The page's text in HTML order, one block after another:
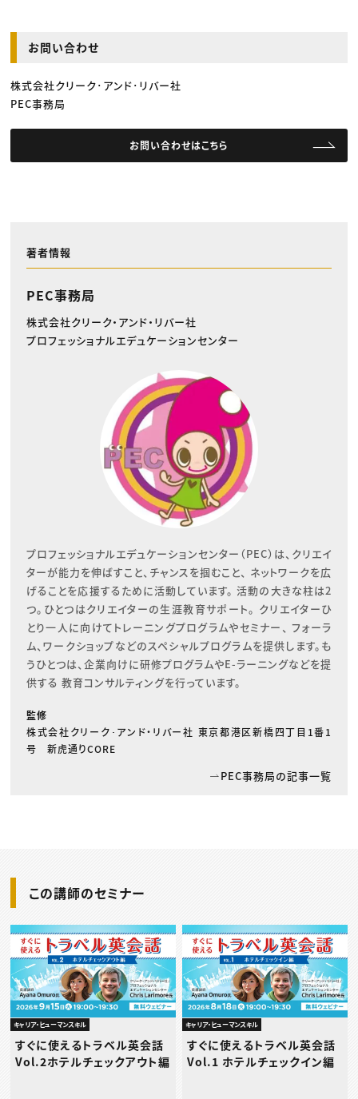
お問い合わせ
株式会社クリーク･アンド･リバー社
PEC事務局
お問い合わせはこちら
著者情報
PEC事務局
株式会社クリーク・アンド・リバー社
プロフェッショナルエデュケーションセンター
プロフェッショナルエデュケーションセンター（PEC）は、クリエイ
ターが能力を伸ばすこと、チャンスを掴むこと、 ネットワークを広
げることを応援するために活動しています。 活動の大きな柱は2
つ。ひとつはクリエイターの生涯教育サポート。 クリエイターひ
とり一人に向けてトレーニングプログラムやセミナー、 フォーラ
ム、ワークショップなどのスペシャルプログラムを提供します。も
うひとつは、企業向けに研修プログラムやE-ラーニングなどを提
供する 教育コンサルティングを行っています。
監修
株式会社クリーク･アンド・リバー社 東京都港区新橋四丁目1番1
号 新虎通りCORE
PEC事務局の記事一覧
この講師のセミナー
キャリア・ヒューマンスキル
すぐに使えるトラベル英会話
Vol.2ホテルチェックアウト編
キャリア・ヒューマンスキル
すぐに使えるトラベル英会話
Vol.1 ホテルチェックイン編